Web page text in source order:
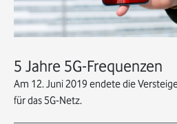
5 Jahre 5G-Frequenzen
Am 12. Juni 2019 endete die
für das 5G-Netz.